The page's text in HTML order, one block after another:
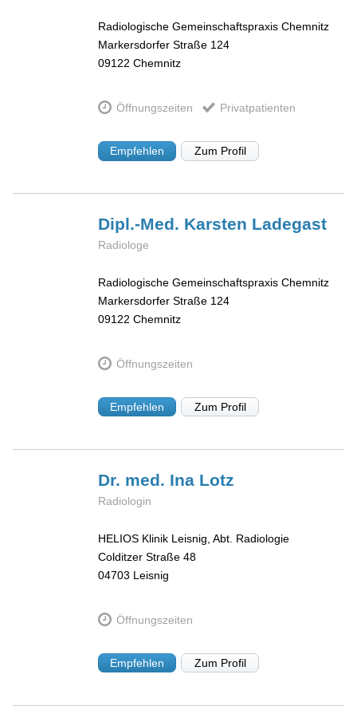
Radiologische Gemeinschaftspraxis Chemnitz
Markersdorfer Straße 124
09122 Chemnitz
Öffnungszeiten Privatpatienten
Empfehlen Zum Profil
Dipl.-Med. Karsten Ladegast
Radiologe
Radiologische Gemeinschaftspraxis Chemnitz
Markersdorfer Straße 124
09122 Chemnitz
Öffnungszeiten
Empfehlen Zum Profil
Dr. med. Ina Lotz
Radiologin
HELIOS Klinik Leisnig, Abt. Radiologie
Colditzer Straße 48
04703 Leisnig
Öffnungszeiten
Empfehlen Zum Profil